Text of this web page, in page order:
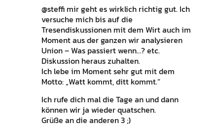
@steffi mir geht es wirklich richtig gut. Ich
versuche mich bis auf die
Tresendiskussionen mit dem Wirt auch im
Moment aus der ganzen wir analysieren
Union – Was passiert wenn…? etc.
Diskussion heraus zuhalten.
Ich lebe im Moment sehr gut mit dem
Motto: „Watt kommt, ditt kommt.“
Ich rufe dich mal die Tage an und dann
können wir ja wieder quatschen.
Grüße an die anderen 3 ;)